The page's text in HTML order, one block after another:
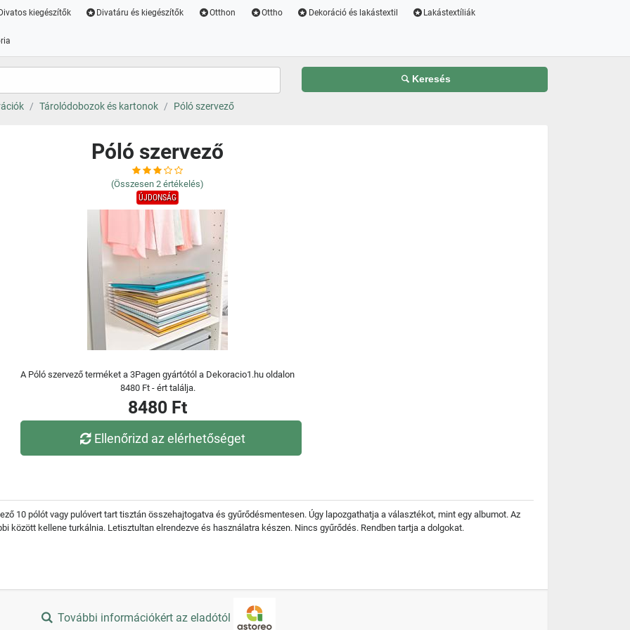
kiegészítők Divatáru és kiegészítők Otthon Ottho Dekoráció és lakástextil Lakástextíliák
Keresés
Tárolódobozok és kartonok Póló szervező
Póló szervező
(Összesen 2 értékelés)
ÚJDONSÁG
A Póló szervező terméket a 3Pagen gyártótól a Dekoracio1.hu oldalon
8480 Ft - ért találja.
8480 Ft
Ellenőrizd az elérhetőséget
10 pólót vagy pulóvert tart tisztán összehajtogatva és gyűrődésmentesen. Úgy lapozgathatja a választékot, mint egy albumot. Az
között kellene turkálnia. Letisztultan elrendezve és használatra készen. Nincs gyűrődés. Rendben tartja a dolgokat.
További információkért az eladótól